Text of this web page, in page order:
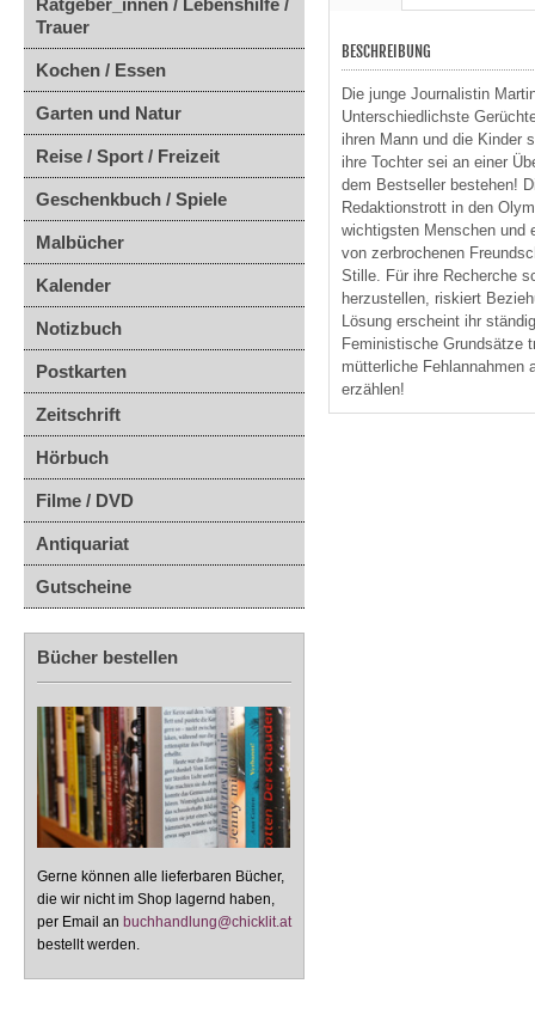
Ratgeber_innen / Lebenshilfe /
Trauer
Kochen / Essen
Garten und Natur
Reise / Sport / Freizeit
Geschenkbuch / Spiele
Malbücher
Kalender
Notizbuch
Postkarten
Zeitschrift
Hörbuch
Filme / DVD
Antiquariat
Gutscheine
Bücher bestellen
Gerne können alle lieferbaren Bücher,
die wir nicht im Shop lagernd haben,
per Email an buchhandlung@chicklit.at
bestellt werden.
BESCHREIBUNG
Die junge Journalistin
Unterschiedlichste
ihren Mann und die Kinder
ihre Tochter sei an einer
dem Bestseller bestehen!
Redaktionstrott in den
wichtigsten Menschen und
von zerbrochenen
Stille. Für ihre Recherche
herzustellen, riskiert
Lösung erscheint ihr
Feministische Grundsätze
mütterliche Fehlannahmen
erzählen!